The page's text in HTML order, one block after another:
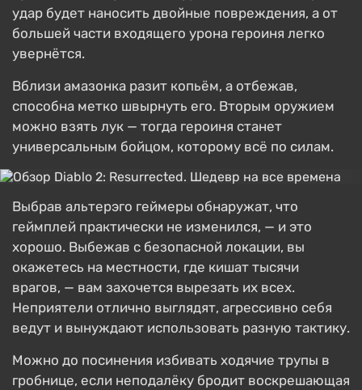
удар будет наносить двойные повреждения, а от
большей части входящего урона героиня легко
увернётся.
Вблизи амазонка разит копьём, а отбежав,
способна метко швырнуть его. Вторым оружием
можно взять лук — тогда героиня станет
универсальным бойцом, которому всё по силам.
Выбрав альтерэго геймеры обнаружат, что
геймплей практически не изменился, — и это
хорошо. Выбежав с безопасной локации, вы
окажетесь на местности, где кишат тысячи
врагов, — вам захочется вырезать их всех.
Неприятели отлично выглядят, агрессивно себя
ведут и вынуждают использовать разную тактику.
Можно до посинения избивать ходячие трупы в
гробнице, если неподалёку бродит воскрешающая